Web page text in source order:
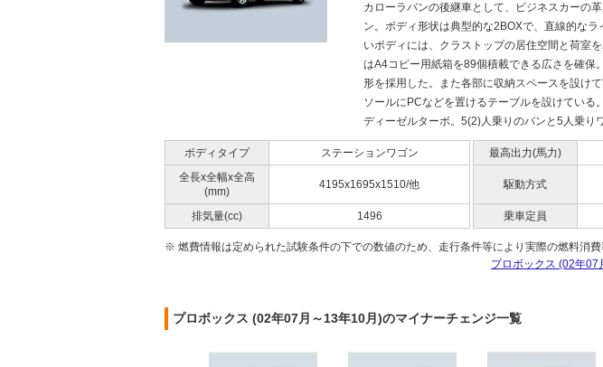
カローラバンの後継車として、ビジネスカーの
ン。ボディ形状は典型的な2BOXで、直線的な
いボディには、クラストップの居住空間と荷室
はA4コピー用紙箱を89個積載できる広さを確保
形を採用した。また各部に収納スペースを設け
ソールにPCなどを置けるテーブルを設けてい
ディーゼルターボ。5(2)人乗りのバンと5人乗り
ボディタイプ ステーションワゴン 最高出力(馬力)
全長x全幅x全高
(mm)
4195x1695x1510/他 駆動方式
排気量(cc) 1496 乗車定員
※ 燃費情報は定められた試験条件の下での数値のため、走行条件等により実際の燃料消費
プロボックス (02年07
プロボックス (02年07月～13年10月)のマイナーチェンジ一覧